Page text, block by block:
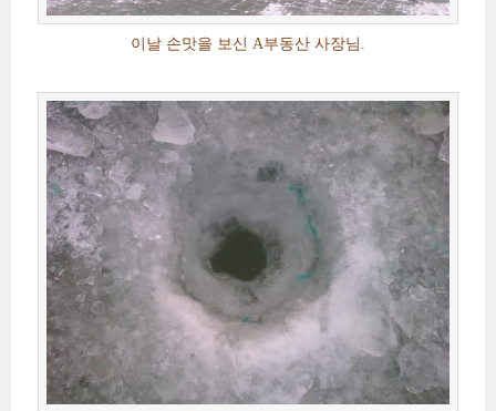
이날 손맛을 보신 A부동산 사장님.